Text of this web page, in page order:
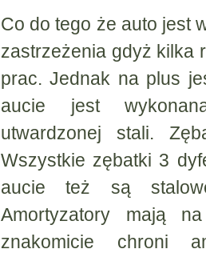
Co do tego że auto jest
zastrzeżenia gdyż kilka
prac. Jednak na plus
aucie jest
utwardzonej stali.
Wszystkie zębatki 3
aucie też są
Amortyzatory mają
znakomicie chroni